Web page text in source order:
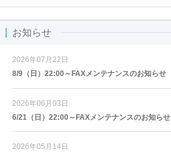
お知らせ
2026年07月22日
8/9（日）22:00～FAXメンテナンスのお知らせ
2026年06月03日
6/21（日）22:00～FAXメンテナンスのお知らせ
2026年05月14日